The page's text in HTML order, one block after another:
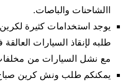
االشاحنات والباصات.
يوجد استخدامات كثيرة
طلبه لإنقاذ السيارات
مع نشل السيارات من
يمكنكم طلب ونش كرين